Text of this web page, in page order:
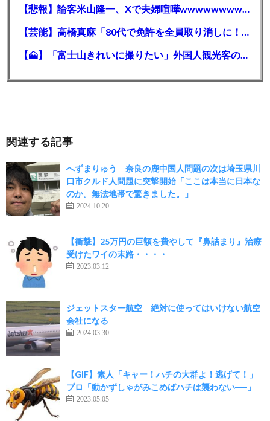
【悲報】論客米山隆一、Xで夫婦喧嘩wwwwwwwwwwww
【芸能】高橋真麻「80代で免許を全員取り消しに！」 高齢ドライバーの事故問題で、高齢者の運転免許取り消し法を提案
【🗻】「富士山きれいに撮りたい」外国人観光客のレンタカー事故が急増…「ハンドルが逆で慣れず」、道の狭さも
関連する記事
へずまりゅう 奈良の鹿中国人問題の次は埼玉県川
口市クルド人問題に突撃開始「ここは本当に日本な
のか。無法地帯で驚きました。」
2024.10.20
【衝撃】25万円の巨額を費やして『鼻詰まり』治療
受けたワイの末路・・・・
2023.03.12
ジェットスター航空 絶対に使ってはいけない航空
会社になる
2024.03.30
【GIF】素人「キャー！ハチの大群よ！逃げて！」
プロ「動かずしゃがみこめばハチは襲わない──」
2023.05.05